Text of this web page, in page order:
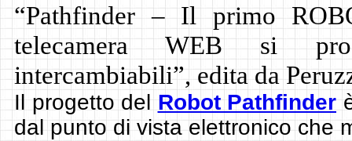
“Pathfinder – Il primo
telecamera WEB si
intercambiabili”, edita da
Il progetto del Robot Pathfinder
dal punto di vista elettronico che